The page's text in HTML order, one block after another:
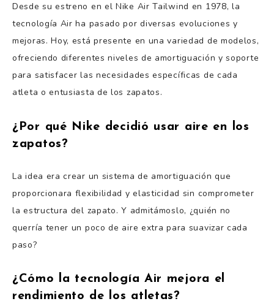
Desde su estreno en el Nike Air Tailwind en 1978, la
tecnología Air ha pasado por diversas evoluciones y
mejoras. Hoy, está presente en una variedad de modelos,
ofreciendo diferentes niveles de amortiguación y soporte
para satisfacer las necesidades específicas de cada
atleta o entusiasta de los zapatos.
¿Por qué Nike decidió usar aire en los
zapatos?
La idea era crear un sistema de amortiguación que
proporcionara flexibilidad y elasticidad sin comprometer
la estructura del zapato. Y admitámoslo, ¿quién no
querría tener un poco de aire extra para suavizar cada
paso?
¿Cómo la tecnología Air mejora el
rendimiento de los atletas?